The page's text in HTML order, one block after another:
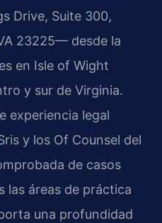
Drive, Suite 300,
23225— desde la
en Isle of Wight
y sur de Virginia.
experiencia legal
y los Of Counsel del
de casos
las áreas de práctica
una profundidad